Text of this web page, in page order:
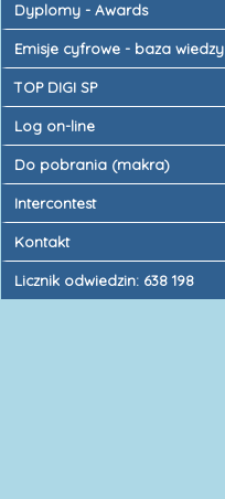
Dyplomy - Awards
Emisje cyfrowe - baza wiedzy
TOP DIGI SP
Log on-line
Do pobrania (makra)
Intercontest
Kontakt
Licznik odwiedzin: 638 198